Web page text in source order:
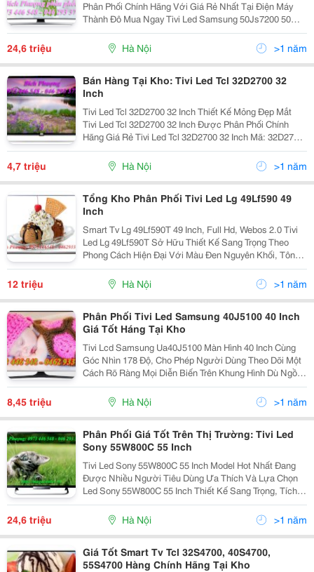
Phân Phối Chính Hãng Với Giá Rẻ Nhất Tại Điện Máy
Thành Đô Mua Ngay Tivi Led Samsung 50Js7200 50
Inch Ngay Hôm Nay Bạn Sẽ Nhận Được Mức Giá Tốt
Nhất Và Những Phần Quà Có Giá Trị: &Quot; Loa Thanh
Samsung
24,6 triệu Hà Nội >1 năm
Bán Hàng Tại Kho: Tivi Led Tcl 32D2700 32
Inch
Tivi Led Tcl 32D2700 32 Inch Thiết Kế Mỏng Đẹp Mắt
Tivi Led Tcl 32D2700 32 Inch Được Phân Phối Chính
Hãng Giá Rẻ Tivi Led Tcl 32D2700 32 Inch Mã: 32D2700
Đánh Giá: Thương Hiệu: Tcl Xuất Xứ: Việt Nam Bảo
Hành: 2 Năm
4,7 triệu Hà Nội >1 năm
Tổng Kho Phân Phối Tivi Led Lg 49Lf590 49
Inch
Smart Tv Lg 49Lf590T 49 Inch, Full Hd, Webos 2.0 Tivi
Led Lg 49Lf590T Sở Hữu Thiết Kế Sang Trọng Theo
Phong Cách Hiện Đại Với Màu Đen Nguyên Khối, Tôn
Lên Nét Mạnh. Phần Chân Đế Dạng Trụ, Hài Hòa, Là Bệ
Đỡ Chắc Chắn Cho Phần Màn Hình Tivi Led L
12 triệu Hà Nội >1 năm
Phân Phối Tivi Led Samsung 40J5100 40 Inch
Giá Tốt Háng Tại Kho
Tivi Lcd Samsung Ua40J5100 Màn Hình 40 Inch Cùng
Góc Nhìn 178 Độ, Cho Phép Người Dùng Theo Dõi Một
Cách Rõ Ràng Mọi Diễn Biến Trên Khung Hình Dù Ngồi
Ở Vị Trí Nào. Tivi Led Samsung 40J5100 40 Inch Với
Thiết Kế Khung Tranh Đường Nét Tinh Tế Sắc Sảo
8,45 triệu Hà Nội >1 năm
Phân Phối Giá Tốt Trên Thị Trường: Tivi Led
Sony 55W800C 55 Inch
Tivi Led Sony 55W800C 55 Inch Model Hot Nhất Đang
Được Nhiều Người Tiêu Dùng Ưa Thích Và Lựa Chọn
Led Sony 55W800C 55 Inch Thiết Kế Sang Trọng, Tích
Hợp Nhiều Tính Năng Hện Đại Của Sony Sẽ Mang Đến
Nhiều Điwều Thú Vị Bất Ngờ Cho Người Sử Dụng
24,6 triệu Hà Nội >1 năm
Giá Tốt Smart Tv Tcl 32S4700, 40S4700,
55S4700 Hàng Chính Hãng Tại Kho